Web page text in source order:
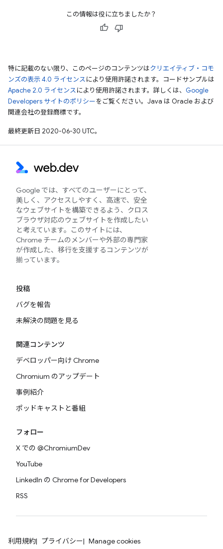
この情報は役に立ちましたか？
特に記載のない限り、このページのコンテンツはクリエイティブ・コモ
ンズの表示 4.0 ライセンスにより使用許諾されます。コードサンプルは
Apache 2.0 ライセンスにより使用許諾されます。詳しくは、 Google
Developers サイトのポリシーをご覧ください。Java は Oracle および
関連会社の登録商標です。
最終更新日 2020-06-30 UTC。
Google では、すべてのユーザーにとって、
美しく、アクセスしやすく、高速で、安全
なウェブサイトを構築できるよう、クロス
ブラウザ対応のウェブサイトを作成したい
と考えています。このサイトには、
Chrome チームのメンバーや外部の専門家
が作成した、移行を支援するコンテンツが
揃っています。
投稿
バグを報告
未解決の問題を見る
関連コンテンツ
デベロッパー向け Chrome
Chromium のアップデート
事例紹介
ポッドキャストと番組
フォロー
X での @ChromiumDev
YouTube
LinkedIn の Chrome for Developers
RSS
利用規約 プライバシー Manage cookies